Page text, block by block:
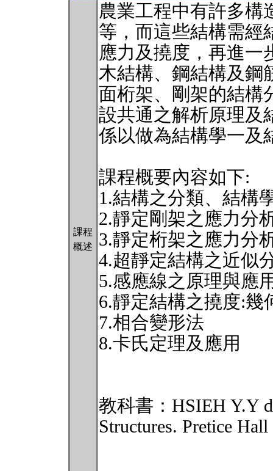
課程
概述
農業工程中有許多構
等，而這些結構需經
應力及撓度，再進一
木結構、鋼結構及鋼
面桁架、剛架的結構
設共通之解析原理及
係以做為結構學一及
課程概要內容如下:
1.結構之分類、結構
2.靜定剛架之應力分
3.靜定桁架之應力分
4.超靜定結構之近似
5.感應線之原理與應
6.靜定結構之撓度:幾
7.相合變形法
8.卡氏定理及應用
教科書：HSIEH Y.Y
Structures. Pretice